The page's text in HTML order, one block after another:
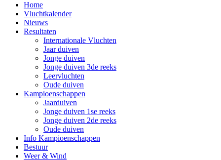
Home
Vluchtkalender
Nieuws
Resultaten
Internationale Vluchten
Jaar duiven
Jonge duiven
Jonge duiven 3de reeks
Leervluchten
Oude duiven
Kampioenschappen
Jaarduiven
Jonge duiven 1se reeks
Jonge duiven 2de reeks
Oude duiven
Info Kampioenschappen
Bestuur
Weer & Wind